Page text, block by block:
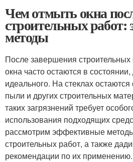
Чем отмыть окна
строительных
методы
После завершения
окна часто остаются в
идеального. На стеклах
пыли и других строительных
таких загрязнений требует
использования подходящих
рассмотрим эффективные
строительных работ, а также
рекомендации по их применению.